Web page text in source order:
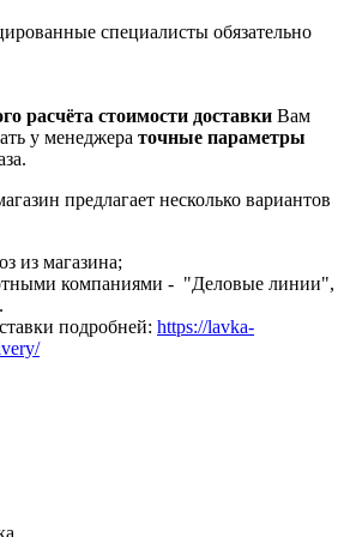
специалисты обязательно
расчёта стоимости доставки Вам
у менеджера точные параметры
предлагает несколько вариантов
из магазина;
компаниями - "Деловые линии",
подробней: https://lavka-